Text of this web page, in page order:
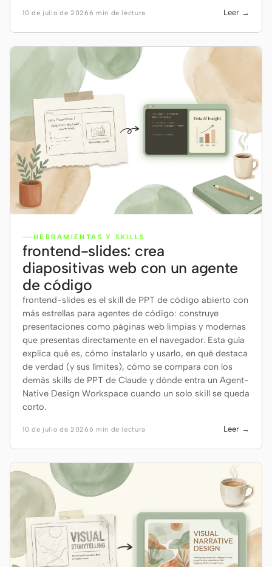
10 de julio de 20266 min de lectura Leer →
HERRAMIENTAS Y SKILLS
frontend-slides: crea
diapositivas web con un agente
de código
frontend-slides es el skill de PPT de código abierto con
más estrellas para agentes de código: construye
presentaciones como páginas web limpias y modernas
que presentas directamente en el navegador. Esta guía
explica qué es, cómo instalarlo y usarlo, en qué destaca
de verdad (y sus límites), cómo se compara con los
demás skills de PPT de Claude y dónde entra un Agent-
Native Design Workspace cuando un solo skill se queda
corto.
10 de julio de 20266 min de lectura Leer →